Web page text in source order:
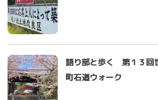
語り部と歩く 第１３回
町石道ウォーク